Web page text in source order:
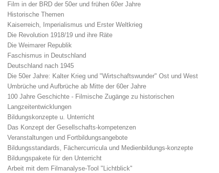
Film in der BRD der 50er und frühen 60er Jahre
Historische Themen
Kaiserreich, Imperialismus und Erster Weltkrieg
Die Revolution 1918/19 und ihre Räte
Die Weimarer Republik
Faschismus in Deutschland
Deutschland nach 1945
Die 50er Jahre: Kalter Krieg und "Wirtschaftswunder" Ost und West
Umbrüche und Aufbrüche ab Mitte der 60er Jahre
100 Jahre Geschichte - Filmische Zugänge zu historischen
Langzeitentwicklungen
Bildungskonzepte u. Unterricht
Das Konzept der Gesellschafts-kompetenzen
Veranstaltungen und Fortbildungsangebote
Bildungsstandards, Fächercurricula und Medienbildungs-konzepte
Bildungspakete für den Unterricht
Arbeit mit dem Filmanalyse-Tool "Lichtblick"